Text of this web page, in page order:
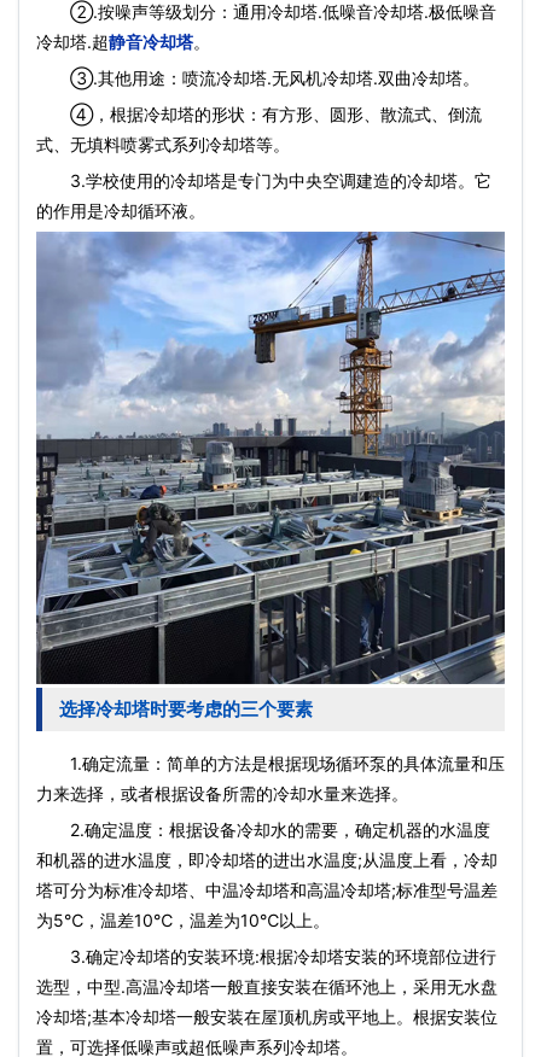
②.按噪声等级划分：通用冷却塔.低噪音冷却塔.极低噪音
冷却塔.超静音冷却塔。
③.其他用途：喷流冷却塔.无风机冷却塔.双曲冷却塔。
④，根据冷却塔的形状：有方形、圆形、散流式、倒流
式、无填料喷雾式系列冷却塔等。
3.学校使用的冷却塔是专门为中央空调建造的冷却塔。它
的作用是冷却循环液。
选择冷却塔时要考虑的三个要素
1.确定流量：简单的方法是根据现场循环泵的具体流量和压
力来选择，或者根据设备所需的冷却水量来选择。
2.确定温度：根据设备冷却水的需要，确定机器的水温度
和机器的进水温度，即冷却塔的进出水温度;从温度上看，冷却
塔可分为标准冷却塔、中温冷却塔和高温冷却塔;标准型号温差
为5℃，温差10℃，温差为10℃以上。
3.确定冷却塔的安装环境:根据冷却塔安装的环境部位进行
选型，中型.高温冷却塔一般直接安装在循环池上，采用无水盘
冷却塔;基本冷却塔一般安装在屋顶机房或平地上。根据安装位
置，可选择低噪声或超低噪声系列冷却塔。